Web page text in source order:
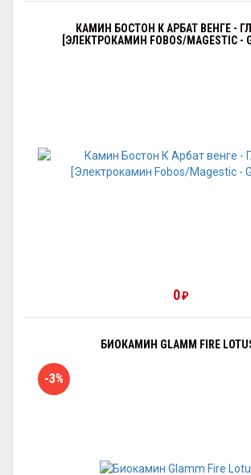
КАМИН БОСТОН К АРБАТ ВЕНГЕ -
[ЭЛЕКТРОКАМИН FOBOS/MAGESTIC -
0₽
БИОКАМИН GLAMM FIRE LOTUS
-3%